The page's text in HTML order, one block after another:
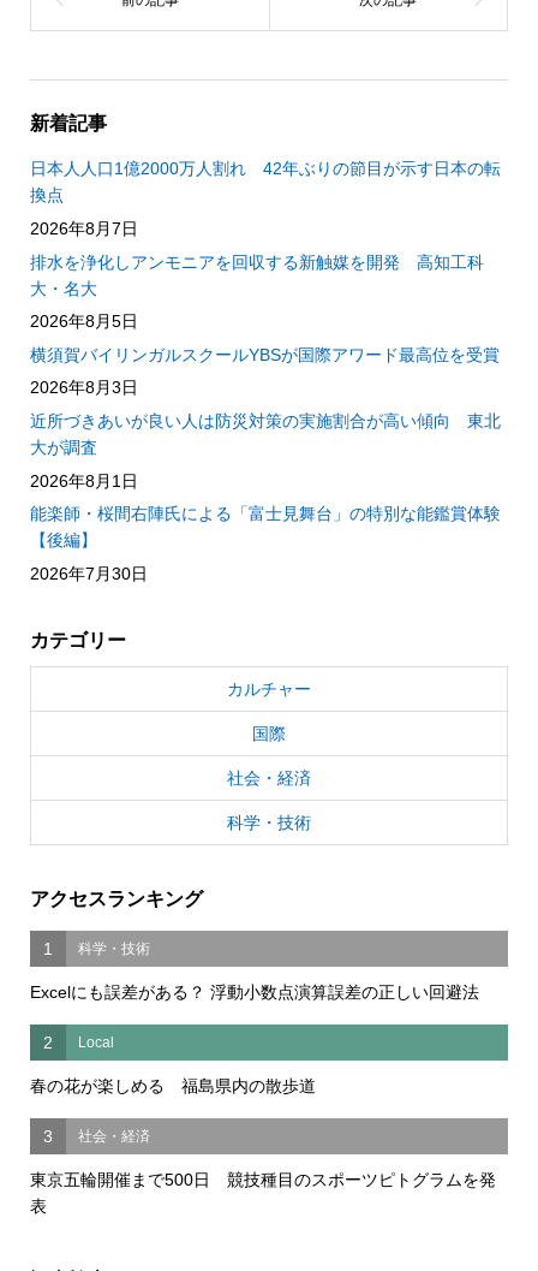
新着記事
日本人人口1億2000万人割れ 42年ぶりの節目が示す日本の転
換点
2026年8月7日
排水を浄化しアンモニアを回収する新触媒を開発 高知工科
大・名大
2026年8月5日
横須賀バイリンガルスクールYBSが国際アワード最高位を受賞
2026年8月3日
近所づきあいが良い人は防災対策の実施割合が高い傾向 東北
大が調査
2026年8月1日
能楽師・桜間右陣氏による「富士見舞台」の特別な能鑑賞体験
【後編】
2026年7月30日
カテゴリー
カルチャー
国際
社会・経済
科学・技術
アクセスランキング
1 科学・技術
Excelにも誤差がある？ 浮動小数点演算誤差の正しい回避法
2 Local
春の花が楽しめる 福島県内の散歩道
3 社会・経済
東京五輪開催まで500日 競技種目のスポーツピトグラムを発
表